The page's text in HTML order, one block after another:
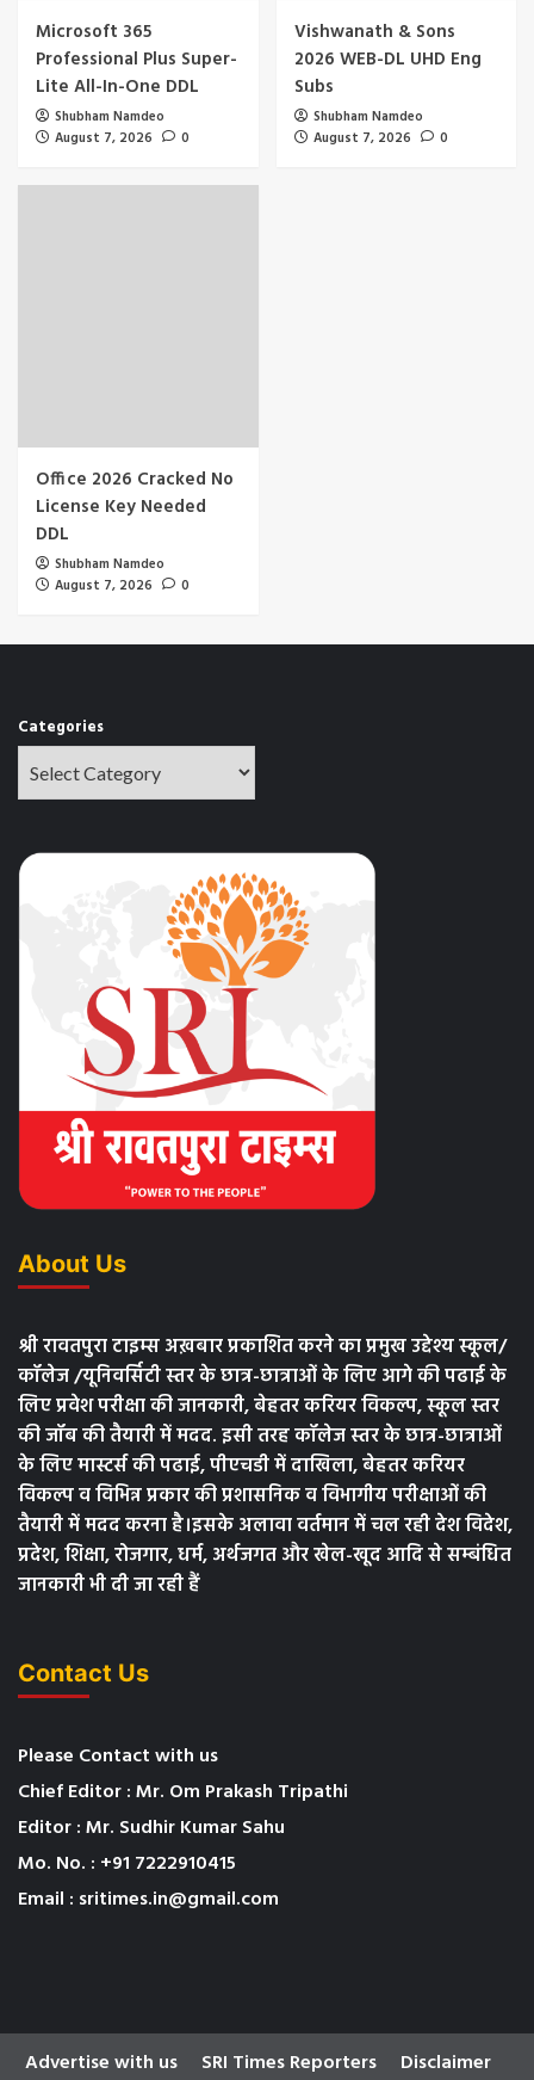
Microsoft 365
Professional Plus Super-
Lite All-In-One DDL
Shubham Namdeo
August 7, 2026
0
Vishwanath & Sons
2026 WEB-DL UHD Eng
Subs
Shubham Namdeo
August 7, 2026
0
Office 2026 Cracked No
License Key Needed
DDL
Shubham Namdeo
August 7, 2026
0
Categories
About Us
श्री रावतपुरा टाइम्स अख़बार प्रकाशित करने का प्रमुख उद्देश्य स्कूल/
कॉलेज /यूनिवर्सिटी स्तर के छात्र-छात्राओं के लिए आगे की पढाई के
लिए प्रवेश परीक्षा की जानकारी, बेहतर करियर विकल्प, स्कूल स्तर
की जॉब की तैयारी में मदद. इसी तरह कॉलेज स्तर के छात्र-छात्राओं
के लिए मास्टर्स की पढाई, पीएचडी में दाखिला, बेहतर करियर
विकल्प व विभिन्न प्रकार की प्रशासनिक व विभागीय परीक्षाओं की
तैयारी में मदद करना है।इसके अलावा वर्तमान में चल रही देश विदेश,
प्रदेश, शिक्षा, रोजगार, धर्म, अर्थजगत और खेल-खूद आदि से सम्बंधित
जानकारी भी दी जा रही हैं
Contact Us
Please Contact with us
Chief Editor : Mr. Om Prakash Tripathi
Editor : Mr. Sudhir Kumar Sahu
Mo. No. : +91 7222910415
Email : sritimes.in@gmail.com
Advertise with us SRI Times Reporters
Disclaimer